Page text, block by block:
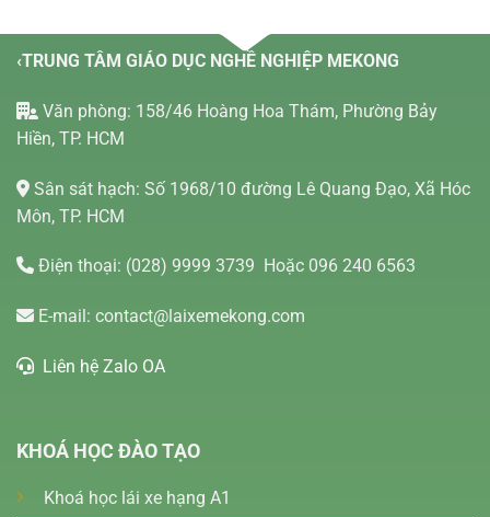
‹TRUNG TÂM GIÁO DỤC NGHỀ NGHIỆP MEKONG
Văn phòng: 158/46 Hoàng Hoa Thám, Phường Bảy
Hiền, TP. HCM
Sân sát hạch: Số 1968/10 đường Lê Quang Đạo, Xã Hóc
Môn, TP. HCM
Điện thoại: (028) 9999 3739 Hoặc 096 240 6563
E-mail: contact@laixemekong.com
Liên hệ Zalo OA
KHOÁ HỌC ĐÀO TẠO
Khoá học lái xe hạng A1